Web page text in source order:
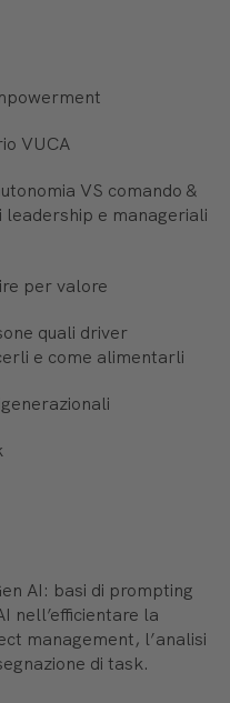
VUCA
VS comando &
e manageriali
per valore
quali driver
e come alimentarli
AI: basi di prompting
nell’efficientare la
management, l’analisi
di task.